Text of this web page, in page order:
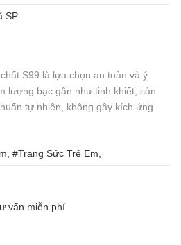
SP:
S99 là lựa chọn an toàn và ý
lượng bạc gần như tinh khiết, sản
tự nhiên, không gây kích ứng
#Trang Sức Trẻ Em,
vấn miễn phí